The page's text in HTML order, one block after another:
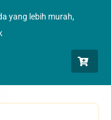
yang lebih murah,